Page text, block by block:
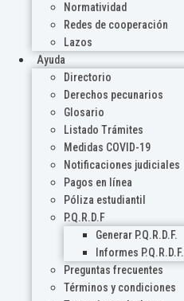
Normatividad
Redes de cooperación
Lazos
Ayuda
Directorio
Derechos pecunarios
Glosario
Listado Trámites
Medidas COVID-19
Notificaciones judiciales
Pagos en línea
Póliza estudiantil
P.Q.R.D.F
Generar P.Q.R.D.F.
Informes P.Q.R.D.F.
Preguntas frecuentes
Términos y condiciones